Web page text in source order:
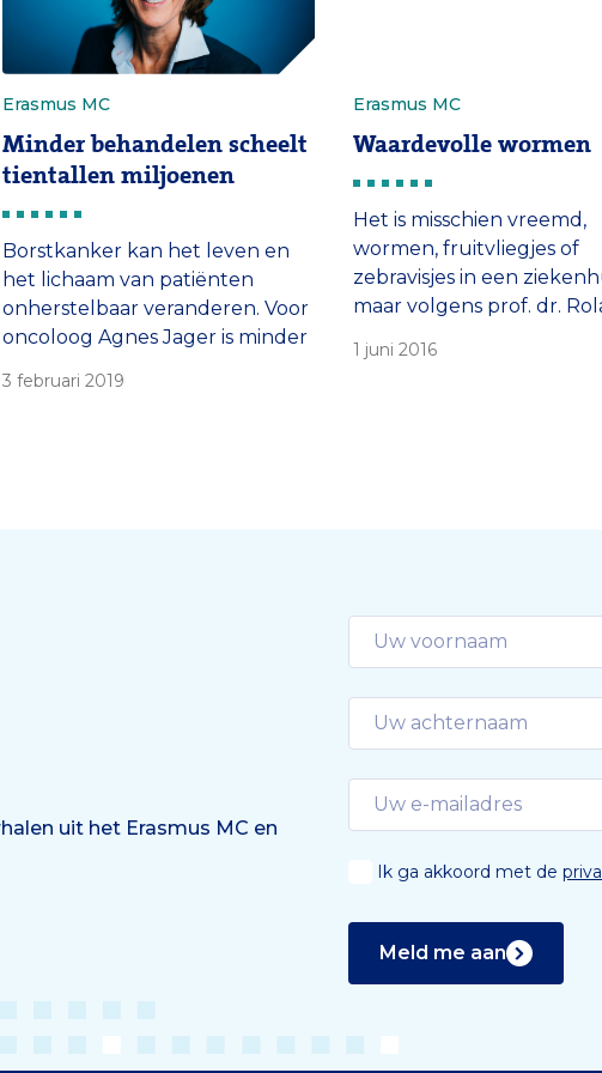
Erasmus MC
Minder behandelen scheelt
tientallen miljoenen
Borstkanker kan het leven en
het lichaam van patiënten
onherstelbaar veranderen. Voor
oncoloog Agnes Jager is minder
verstandige aanpak.
3 februari 2019
Erasmus MC
Waardevolle wormen
Het is misschien vreemd,
wormen, fruitvliegjes of
zebravisjes in een
maar volgens prof. dr.
Moleculaire Genetica zijn
kunnen we veel te weten
komen hoe […]
1 juni 2016
uit het Erasmus MC en
Ik ga akkoord met de
Meld me aan